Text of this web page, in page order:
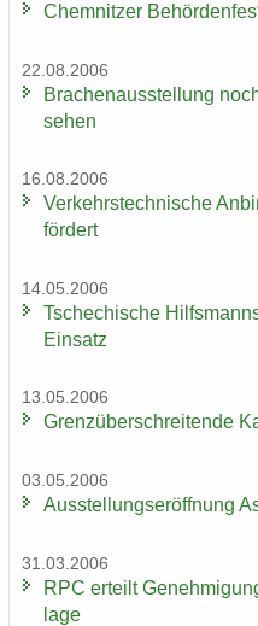
Chem­nit­zer
22.08.2006
Bra­chen­aus­stel­lung
sehen
16.08.2006
Ver­kehrs­tech­ni­sche
för­dert
14.05.2006
Tsche­chi­sche
Ein­satz
13.05.2006
Grenz­über­schrei­ten­de
03.05.2006
Aus­stel­lungs­er­öff­nung
31.03.2006
RPC er­teilt
la­ge